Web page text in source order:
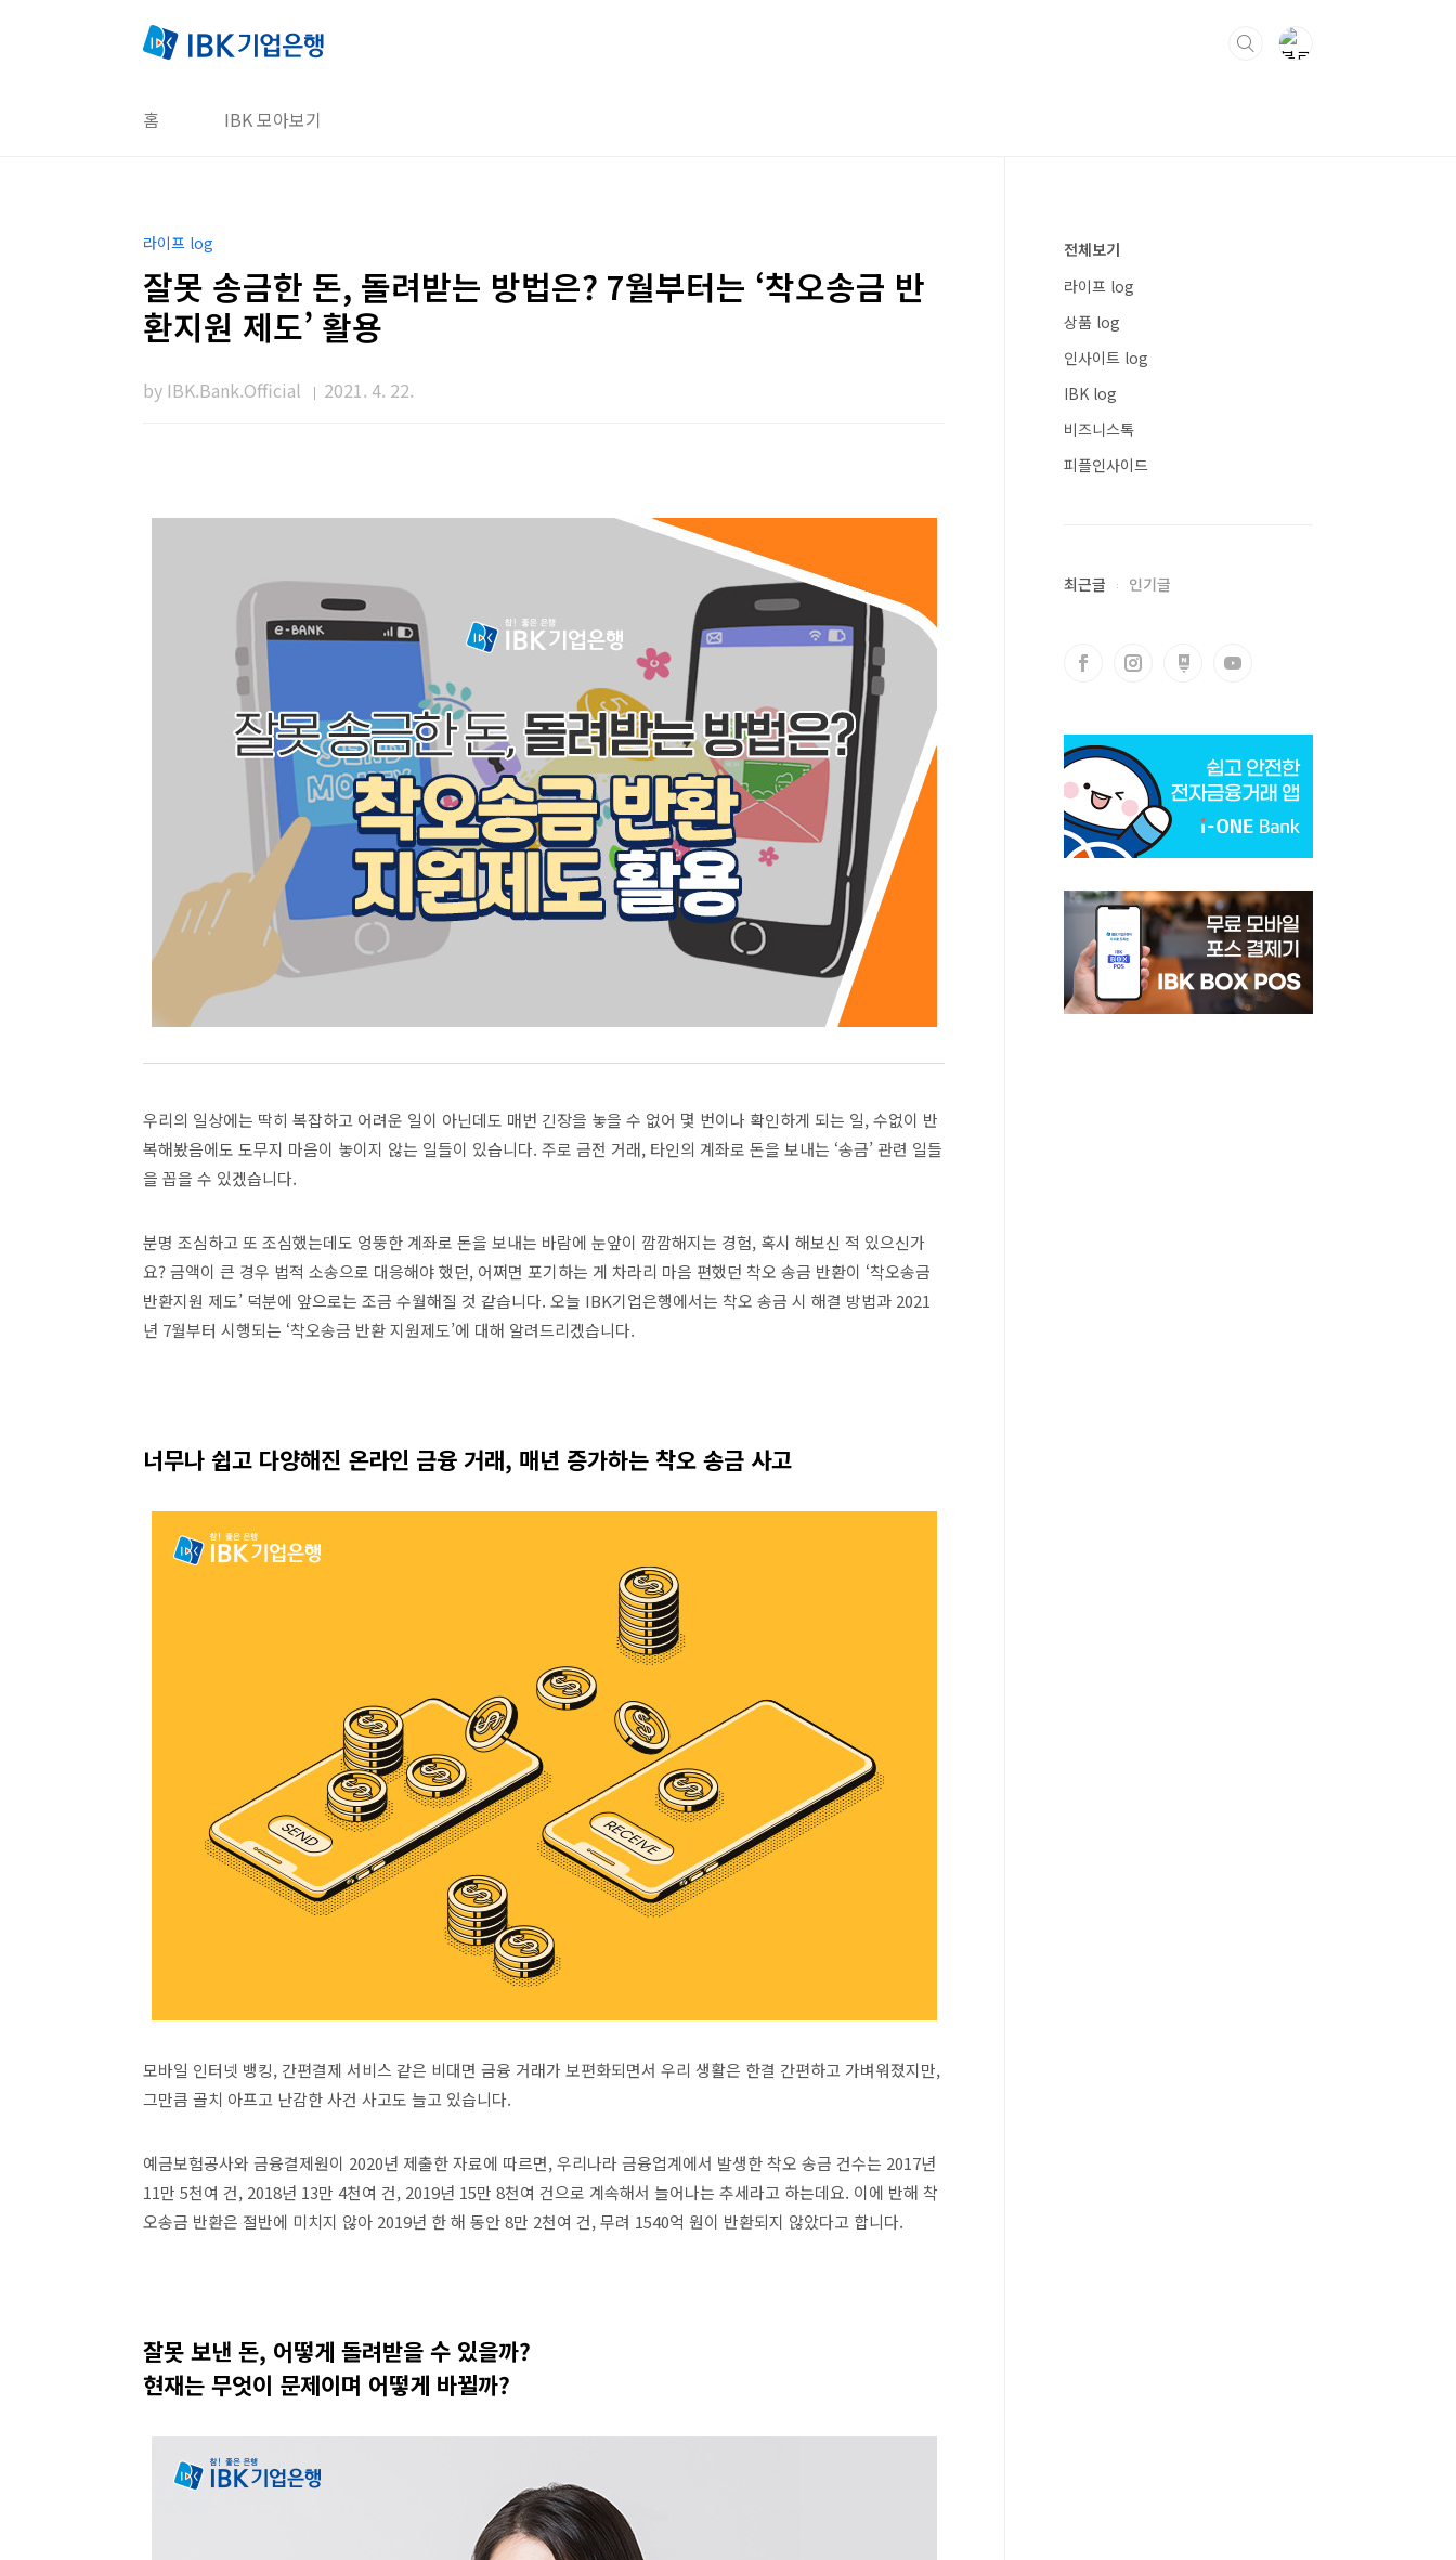
홈 IBK 모아보기
라이프 log
잘못 송금한 돈, 돌려받는 방법은? 7월부터는 ‘착오송금 반
환지원 제도’ 활용
by IBK.Bank.Official 2021. 4. 22.
우리의 일상에는 딱히 복잡하고 어려운 일이 아닌데도 매번 긴장을 놓을 수 없어 몇 번이나 확인하게 되는 일,수없이 반
복해봤음에도 도무지 마음이 놓이지 않는 일들이 있습니다. 주로 금전 거래, 타인의 계좌로 돈을 보내는 ‘송금’관련 일들
을 꼽을 수 있겠습니다.
분명 조심하고 또 조심했는데도 엉뚱한 계좌로 돈을 보내는 바람에 눈앞이 깜깜해지는 경험, 혹시 해보신 적 있으신가
요?금액이 큰 경우 법적 소송으로 대응해야 했던, 어쩌면 포기하는 게 차라리 마음 편했던 착오 송금 반환이 ‘착오송금
반환지원 제도’ 덕분에 앞으로는 조금 수월해질 것 같습니다. 오늘 IBK기업은행에서는 착오 송금 시 해결 방법과 2021
년 7월부터 시행되는 ‘착오송금 반환 지원제도’에 대해 알려드리겠습니다.
너무나 쉽고 다양해진 온라인 금융 거래, 매년 증가하는 착오 송금 사고
모바일 인터넷 뱅킹, 간편결제 서비스 같은 비대면 금융 거래가 보편화되면서 우리 생활은 한결 간편하고 가벼워졌지만,
그만큼 골치 아프고 난감한 사건 사고도 늘고 있습니다.
예금보험공사와 금융결제원이 2020년 제출한 자료에 따르면,우리나라 금융업계에서 발생한 착오 송금 건수는 2017년
11만 5천여 건, 2018년 13만 4천여 건, 2019년 15만 8천여 건으로 계속해서 늘어나는 추세라고 하는데요. 이에 반해 착
오송금 반환은 절반에 미치지 않아 2019년 한 해 동안8만 2천여 건,무려 1540억 원이 반환되지 않았다고 합니다.
잘못 보낸 돈, 어떻게 돌려받을 수 있을까?
현재는 무엇이 문제이며 어떻게 바뀔까?
전체보기
라이프 log
상품 log
인사이트 log
IBK log
비즈니스톡
피플인사이드
최근글 인기글